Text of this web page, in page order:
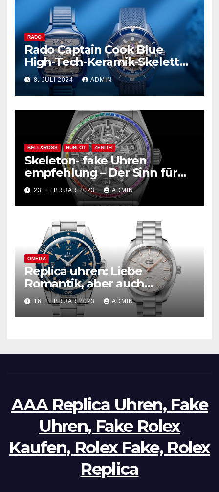
RADO
Rado Captain Cook Blue
High-Tech-Keramik-Skelett
und mehr
8. JULI 2024 ADMIN
BELL&ROSS HUBLOT ZENITH
Skeleton- fake Uhren
empfehlung – Der Sinn für
Design ist überwältigend!
23. FEBRUAR 2023 ADMIN
OMEGA
Replica uhren: Liebe
Romantik, aber auch
praktisch, empfohlen für den
täglichen Gebrauch
16. FEBRUAR 2023 ADMIN
AAA Replica Uhren, Fake
Uhren, Fake Rolex
Kaufen, Rolex Fake, Rolex
Replica